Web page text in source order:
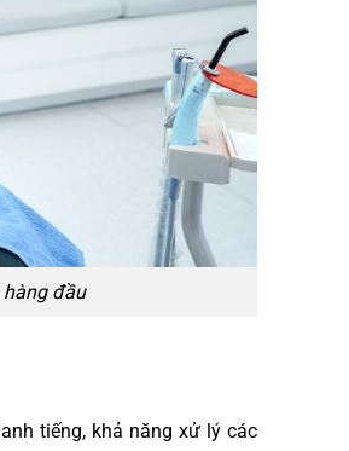
hàng đầu
tiếng, khả năng xử lý các